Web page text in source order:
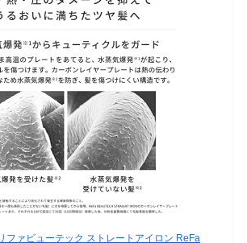
ファビューテック ストレートアイロン ReFa